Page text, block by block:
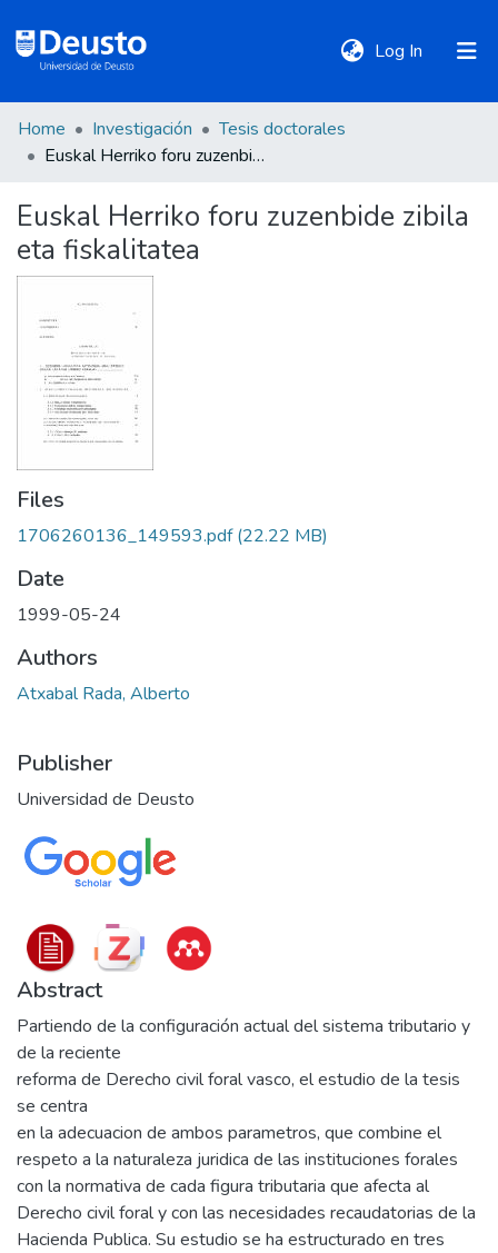
Log In (current)
DeustoTeka
Communities
&
Collections
All of DSpace
Statistics
Policies
Home Investigación
Tesis doctorales
Euskal Herriko foru zuzenbide zibila eta fiskalitatea
Euskal Herriko foru zuzenbide zibila
eta fiskalitatea
Files
1706260136_149593.pdf(22.22 MB)
Date
1999-05-24
Authors
Atxabal Rada, Alberto
Publisher
Universidad de Deusto
Abstract
Partiendo de la configuración actual del sistema tributario y
de la reciente
reforma de Derecho civil foral vasco, el estudio de la tesis
se centra
en la adecuacion de ambos parametros, que combine el
respeto a la naturaleza juridica de las instituciones forales
con la normativa de cada figura tributaria que afecta al
Derecho civil foral y con las necesidades recaudatorias de la
Hacienda Publica. Su estudio se ha estructurado en tres